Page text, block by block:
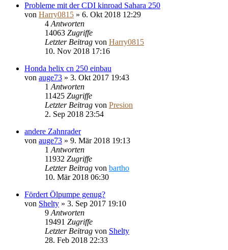
Probleme mit der CDI kinroad Sahara 250
von Harry0815 » 6. Okt 2018 12:29
4 Antworten
14063 Zugriffe
Letzter Beitrag von Harry0815
10. Nov 2018 17:16
Honda helix cn 250 einbau
von auge73 » 3. Okt 2017 19:43
1 Antworten
11425 Zugriffe
Letzter Beitrag von Presion
2. Sep 2018 23:54
andere Zahnrader
von auge73 » 9. Mär 2018 19:13
1 Antworten
11932 Zugriffe
Letzter Beitrag von bartho
10. Mär 2018 06:30
Fördert Ölpumpe genug?
von Shelty » 3. Sep 2017 19:10
9 Antworten
19491 Zugriffe
Letzter Beitrag von Shelty
28. Feb 2018 22:33